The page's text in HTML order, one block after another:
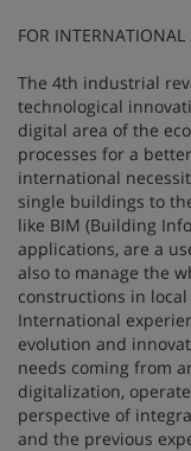
FOR INTERNATIONAL
The 4th industrial
technological
digital area of the
processes for a
international
single buildings to
like BIM (Building
applications, are a
also to manage the
constructions in local
International
evolution and
needs coming from
digitalization,
perspective of
and the previous